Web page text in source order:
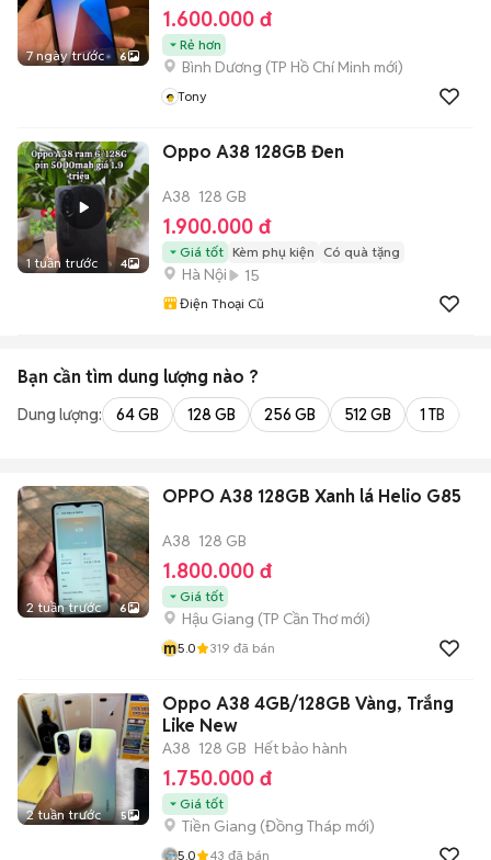
7 ngày trước 6
1.600.000 đ
Rẻ hơn
Bình Dương (TP Hồ Chí Minh mới)
Tony
1 tuần trước 4
Oppo A38 128GB Đen
A38 128 GB
1.900.000 đ
Giá tốt Kèm phụ kiện Có quà tặng
Hà Nội 15
Điện Thoại Cũ
Bạn cần tìm dung lượng nào ?
Dung lượng: 64 GB 128 GB 256 GB 512 GB 1 TB
2 tuần trước 6
OPPO A38 128GB Xanh lá Helio G85
A38 128 GB
1.800.000 đ
Giá tốt
Hậu Giang (TP Cần Thơmới)
m5.0 319 đã bán
2 tuần trước 5
Oppo A38 4GB/128GB Vàng, Trắng
Like New
A38 128 GB Hết bảo hành
1.750.000 đ
Giá tốt
Tiền Giang (Đồng Tháp mới)
5.0 43 đã bán